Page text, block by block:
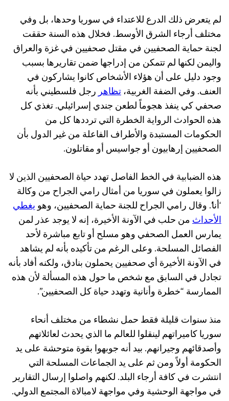
لم يتعرض ذلك الدرع للاعتداء في سوريا وحدها، بل وفي
مختلف أرجاء الشرق الأوسط. فخلال هذه السنة حققت
لجنة حماية الصحفيين في مقتل صحفيين في غزة والعراق
واليمن لكنها لم تتمكن من إدراجها ضمن تقاريرها بسبب
وجود دليل على أن هؤلاء الأشخاص كانوا يشاركون في
العنف. وفي الضفة الغربية، تظاهررجل فلسطيني بأنه
صحفي كي ينفذ هجوماً لطعن جندي إسرائيلي. تغذي كل
هذه الحوادث الرواية الخطرة التي ترددها كل من
الحكومات المستبدة والأطراف الفاعلة من غير الدول بأن
الصحفيين إرهابيون أو جواسيس أو مقاتلون.
هذه الضبابية في الخط الفاصل تهدد حياة الصحفيين الذين لا
زالوا يعملون في سوريا من أمثال رامي الجراح من وكالة
‘أنا’. وقال رامي الجراح للجنة حماية الصحفيين، وهويغطي
الأحداثمن حلب في الآونة الأخيرة، إنه لا يوجد عذر لمن
يمارس العمل الصحفي وهو مسلح أو تابع مباشرة لأحد
الفصائل المسلحة. وعلى الرغم من تأكيده بأنه لم يشاهد
في الآونة الأخيرة أي صحفيين يحملون بنادق، ولكنه أفاد بأنه
تجادل في السابق مع شخص ما حول هذه المسألة لأن هذه
الممارسة “خطرة وأنانية وتهدد حياة كل الصحفيين”.
منذ سنوات قليلة فقط حمل نشطاء من مختلف أنحاء
سوريا كاميراتهم لينقلوا للعالم ما الذي يحدث لعائلاتهم
وأصدقائهم وجيرانهم. بيد أنه جوبهوا بقوة متوحشة على يد
الحكومة أولاً ومن ثم على يد الجماعات المسلحة التي
انتشرت في كافة أرجاء البلد. لكنهم واصلوا إرسال التقارير
في مواجهة الوحشية وفي مواجهة لامبالاة المجتمع الدولي.